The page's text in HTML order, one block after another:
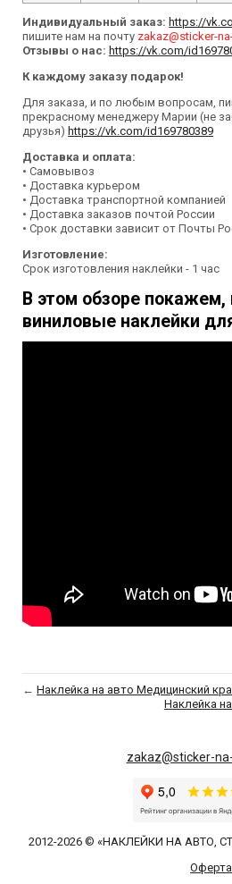
Индивидуальный заказ: https://
пишите нам на почту zakaz@sticker-
Отзывы о нас: https://vk.com/
К каждому заказу подарок!
Для заказа, и по любым вопросам,
прекрасному менеджеру Марии (не
друзья) https://vk.com/id169780389
Доставка и оплата:
• Самовывоз
• Доставка курьером
• Доставка транспортной компанией
• Доставка заказов почтой России
• Срок доставки зависит от Почты
Изготовление:
Срок изготовления наклейки - 1 час
В этом обзоре
виниловые наклейки
←Наклейка на авто Медицинский
Наклейка
zakaz@sticker-
2012-2026 © «НАКЛЕЙКИ НА АВТО,
Оферта